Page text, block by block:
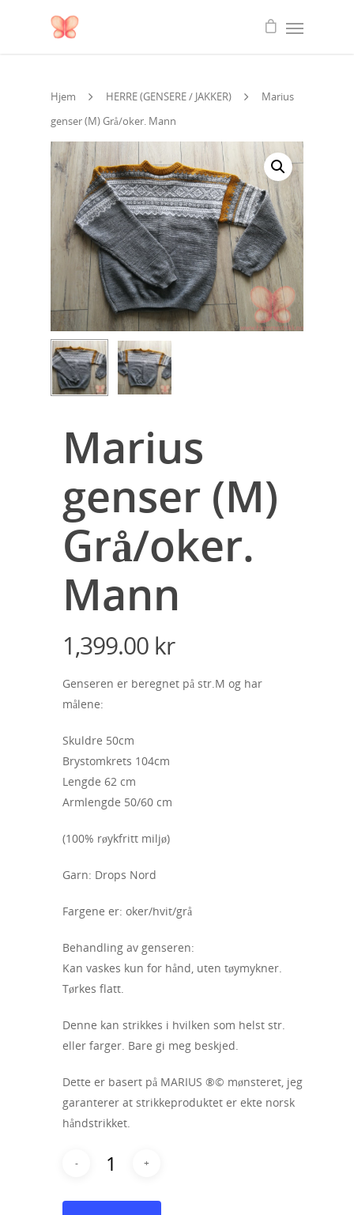
Hjem HERRE (GENSERE / JAKKER)
Marius
genser (M) Grå/oker. Mann
Marius
genser (M)
Grå/oker.
Mann
1,399.00 kr
Genseren er beregnet på str.M og har
målene:
Skuldre 50cm
Brystomkrets 104cm
Lengde 62 cm
Armlengde 50/60 cm
(100% røykfritt miljø)
Garn: Drops Nord
Fargene er: oker/hvit/grå
Behandling av genseren:
Kan vaskes kun for hånd, uten tøymykner.
Tørkes flatt.
Denne kan strikkes i hvilken som helst str.
eller farger. Bare gi meg beskjed.
Dette er basert på MARIUS ®© mønsteret, jeg
garanterer at strikkeproduktet er ekte norsk
håndstrikket.